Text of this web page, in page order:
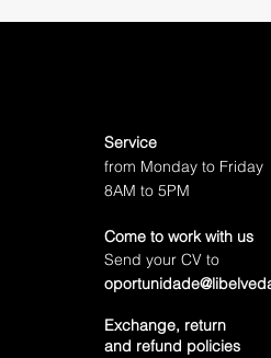
Service
from Monday to Friday
8AM to 5PM
Come to work with us
Send your CV to
Exchange, return
and refund policies